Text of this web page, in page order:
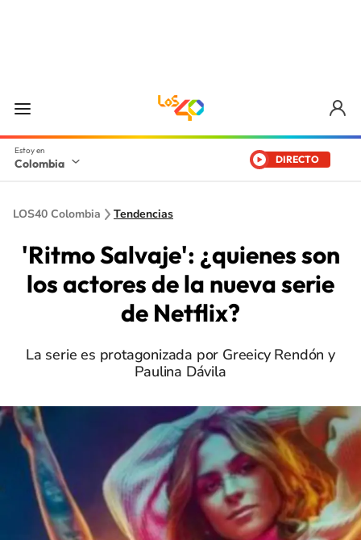
Colombia DIRECTO
LOS40 Colombia Tendencias
'Ritmo Salvaje': ¿quienes son
los actores de la nueva serie
de Netflix?
La serie es protagonizada por Greeicy Rendón y
Paulina Dávila